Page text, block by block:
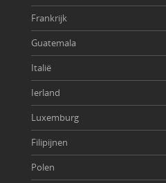
Frankrijk
Guatemala
Italië
Ierland
Luxemburg
Filipijnen
Polen